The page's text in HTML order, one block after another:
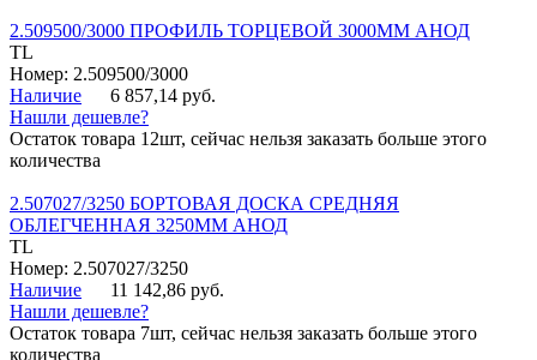
2.509500/3000 ПРОФИЛЬ ТОРЦЕВОЙ 3000ММ АНОД
TL
Номер: 2.509500/3000
Наличие
6 857,14 руб.
Нашли дешевле?
Остаток товара 12шт, сейчас нельзя заказать больше этого
количества
2.507027/3250 БОРТОВАЯ ДОСКА СРЕДНЯЯ
ОБЛЕГЧЕННАЯ 3250ММ АНОД
TL
Номер: 2.507027/3250
Наличие
11 142,86 руб.
Нашли дешевле?
Остаток товара 7шт, сейчас нельзя заказать больше этого
количества